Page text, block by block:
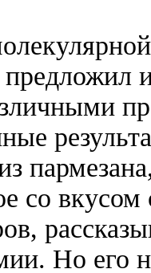
со вкусом
Но его